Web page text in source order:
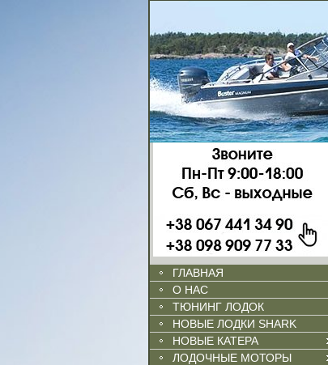
ГЛАВНАЯ
О НАС
ТЮНИНГ ЛОДОК
НОВЫЕ ЛОДКИ SHARK
НОВЫЕ КАТЕРА
ЛОДОЧНЫЕ МОТОРЫ